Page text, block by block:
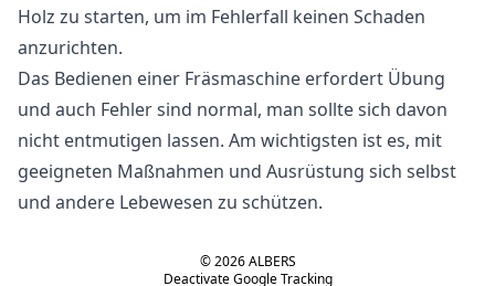
Holz zu starten, um im Fehlerfall keinen Schaden
anzurichten.
Das Bedienen einer Fräsmaschine erfordert Übung
und auch Fehler sind normal, man sollte sich davon
nicht entmutigen lassen. Am wichtigsten ist es, mit
geeigneten Maßnahmen und Ausrüstung sich selbst
und andere Lebewesen zu schützen.
©2026 ALBERS
Deactivate Google Tracking